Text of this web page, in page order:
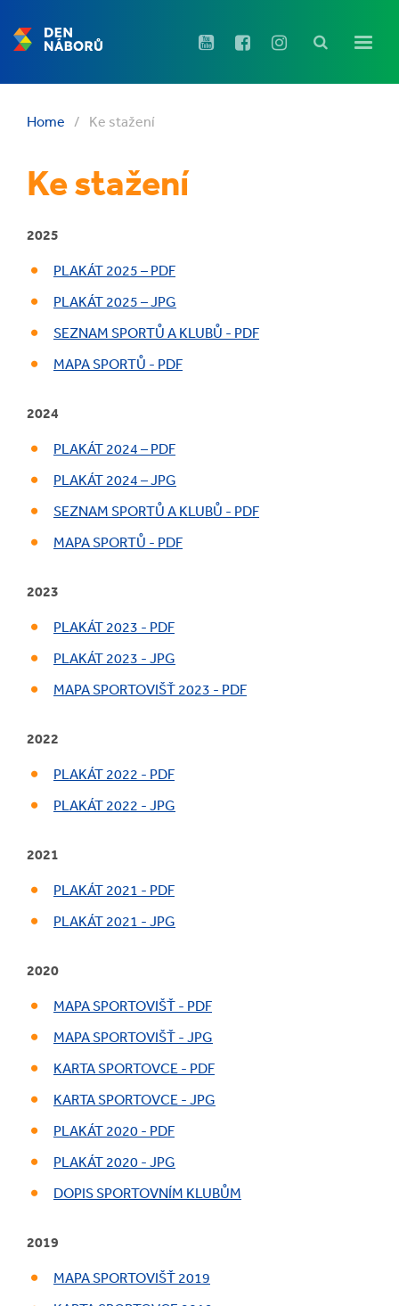
Home / Ke stažení
Ke stažení
2025
PLAKÁT 2025 – PDF
PLAKÁT 2025 – JPG
SEZNAM SPORTŮ A KLUBŮ - PDF
MAPA SPORTŮ - PDF
2024
PLAKÁT 2024 – PDF
PLAKÁT 2024 – JPG
SEZNAM SPORTŮ A KLUBŮ - PDF
MAPA SPORTŮ - PDF
2023
PLAKÁT 2023 - PDF
PLAKÁT 2023 - JPG
MAPA SPORTOVIŠŤ 2023 - PDF
2022
PLAKÁT 2022 - PDF
PLAKÁT 2022 - JPG
2021
PLAKÁT 2021 - PDF
PLAKÁT 2021 - JPG
2020
MAPA SPORTOVIŠŤ - PDF
MAPA SPORTOVIŠŤ - JPG
KARTA SPORTOVCE - PDF
KARTA SPORTOVCE - JPG
PLAKÁT 2020 - PDF
PLAKÁT 2020 - JPG
DOPIS SPORTOVNÍM KLUBŮM
2019
MAPA SPORTOVIŠŤ 2019